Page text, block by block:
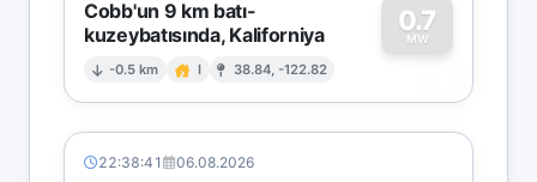
Cobb'un 9 km batı-
kuzeybatısında, Kaliforniya
-0.5 km I 38.84, -122.82
0.7
MW
0
22:38:41 06.08.2026